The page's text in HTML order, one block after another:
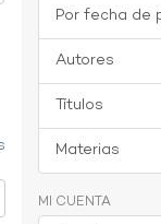
Por fecha de
Autores
Títulos
Materias
MI CUENTA